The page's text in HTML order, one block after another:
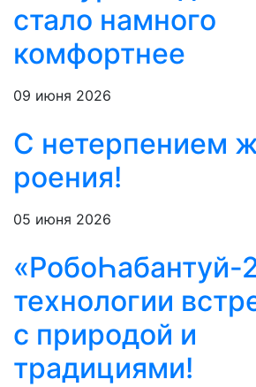
стало намного
комфортнее
09 июня 2026
С нетерпением
роения!
05 июня 2026
«РобоҺабантуй-
технологии
с природой и
традициями!